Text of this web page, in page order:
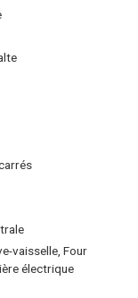
vaisselle, Four
électrique